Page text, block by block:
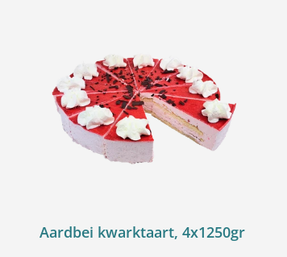
Aardbei kwarktaart, 4x1250gr